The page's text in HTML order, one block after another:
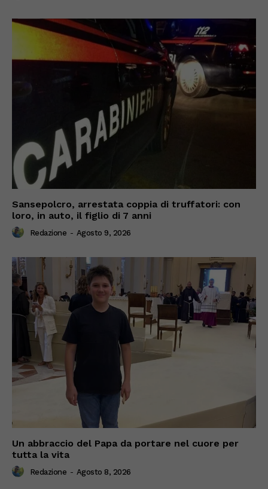
Sansepolcro, arrestata coppia di truffatori: con
loro, in auto, il figlio di 7 anni
Redazione - Agosto 9, 2026
Un abbraccio del Papa da portare nel cuore per
tutta la vita
Redazione - Agosto 8, 2026